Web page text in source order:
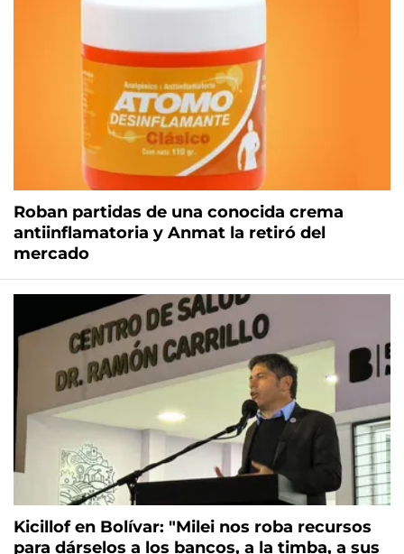
Roban partidas de una conocida crema
antiinflamatoria y Anmat la retiró del
mercado
Kicillof en Bolívar: "Milei nos roba recursos
para dárselos a los bancos, a la timba, a sus